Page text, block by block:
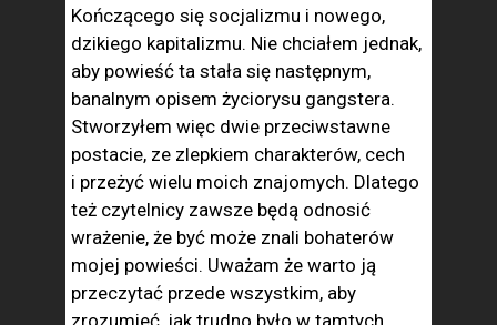
Kończącego się socjalizmu i nowego,
dzikiego kapitalizmu. Nie chciałem jednak,
aby powieść ta stała się następnym,
banalnym opisem życiorysu gangstera.
Stworzyłem więc dwie przeciwstawne
postacie, ze zlepkiem charakterów, cech
i przeżyć wielu moich znajomych. Dlatego
też czytelnicy zawsze będą odnosić
wrażenie, że być może znali bohaterów
mojej powieści. Uważam że warto ją
przeczytać przede wszystkim, aby
zrozumieć, jak trudno było w tamtych